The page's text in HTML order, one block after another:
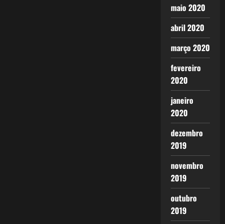
maio 2020
abril 2020
março 2020
fevereiro
2020
janeiro
2020
dezembro
2019
novembro
2019
outubro
2019